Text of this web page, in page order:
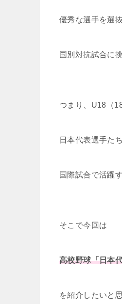
優秀な選手を選抜
国別対抗試合に
つまり、U18（
日本代表選手た
国際試合で活躍
そこで今回は
高校野球「日本
を紹介したいと